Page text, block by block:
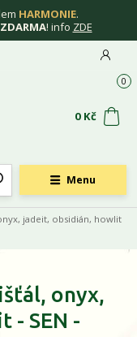
HARMONIE.
! info ZDE
Menu
0
0 Kč
jadeit, obsidián, howlit
onyx,
- SEN -